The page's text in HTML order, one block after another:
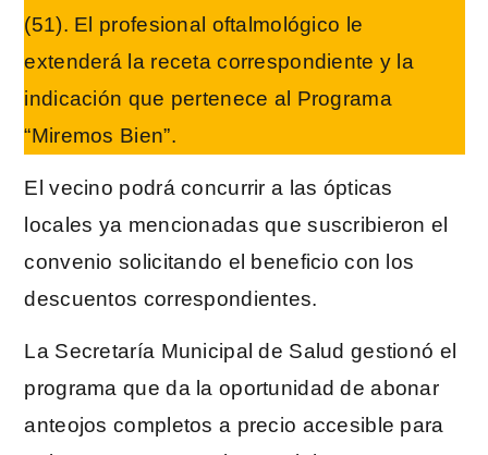
(51). El profesional oftalmológico le
extenderá la receta correspondiente y la
indicación que pertenece al Programa
“Miremos Bien”.
El vecino podrá concurrir a las ópticas
locales ya mencionadas que suscribieron el
convenio solicitando el beneficio con los
descuentos correspondientes.
La Secretaría Municipal de Salud gestionó el
programa que da la oportunidad de abonar
anteojos completos a precio accesible para